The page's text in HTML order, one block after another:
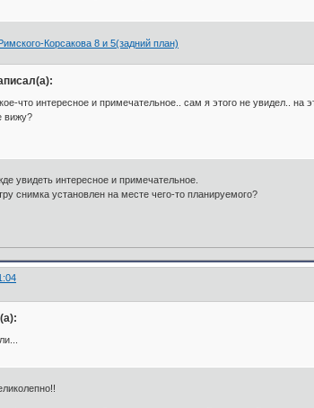
Корсакова 8 и 5(задний план)
что интересное и примечательное.. сам я этого не увидел.. на
вижу?
увидеть интересное и примечательное.
снимка установлен на месте чего-то планируемого?